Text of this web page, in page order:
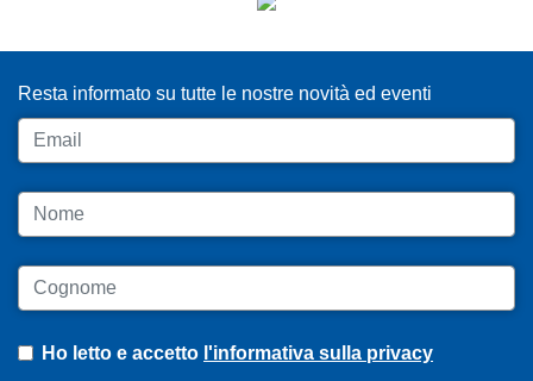
Resta informato su tutte le nostre novità ed eventi
Email
Nome
Cognome
Ho letto e accetto l'informativa sulla privacy